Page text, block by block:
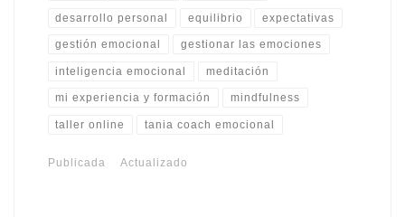
desarrollo personal equilibrio expectativas
gestión emocional gestionar las emociones
inteligencia emocional meditación
mi experiencia y formación mindfulness
taller online tania coach emocional
Publicada Actualizado